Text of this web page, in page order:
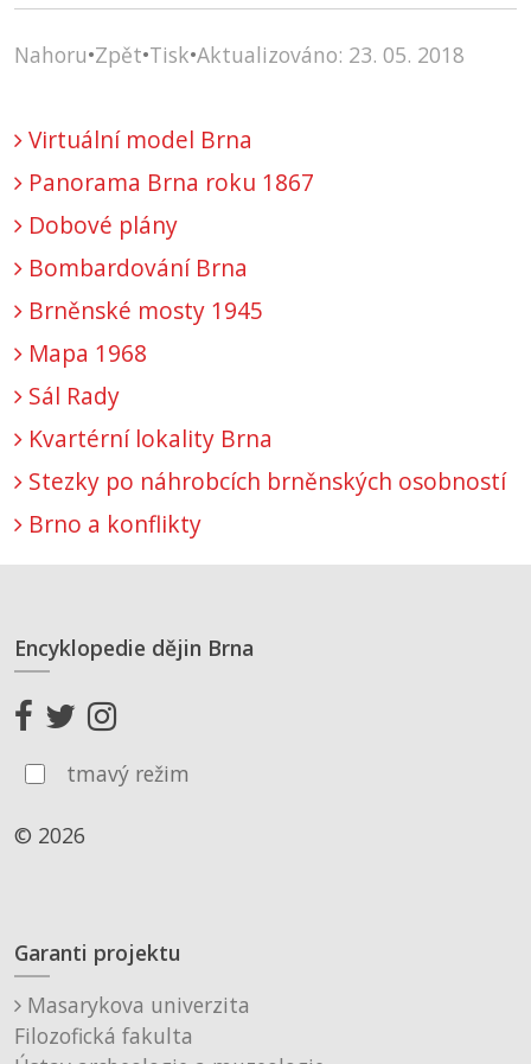
Nahoru•Zpět•Tisk•Aktualizováno: 23. 05. 2018
Virtuální model Brna
Panorama Brna roku 1867
Dobové plány
Bombardování Brna
Brněnské mosty 1945
Mapa 1968
Sál Rady
Kvartérní lokality Brna
Stezky po náhrobcích brněnských osobností
Brno a konflikty
Encyklopedie dějin Brna
tmavý režim
© 2026
Garanti projektu
Masarykova univerzita
Filozofická fakulta